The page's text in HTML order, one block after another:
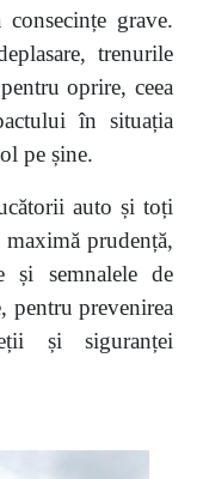
grave.
trenurile
oprire, ceea
în situația
pe șine.
auto și toți
prudență,
și semnalele de
pentru prevenirea
și siguranței